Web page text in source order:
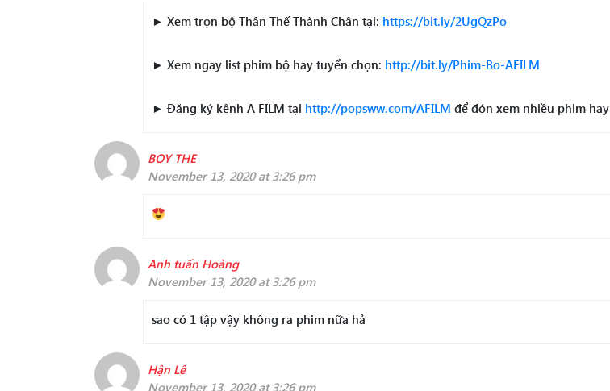
► Xem trọn bộ Thân Thế Thành Chân tại: https://bit.ly/2UgQzPo
► Xem ngay list phim bộ hay tuyển chọn: http://bit.ly/Phim-Bo-AFILM
► Đăng ký kênh A FILM tại http://popsww.com/AFILM để đón xem nhiều phim hay
BOY THE
November 13, 2020 at 3:26 pm
Anh tuấn Hoàng
November 13, 2020 at 3:26 pm
sao có 1 tập vậy không ra phim nữa hả
Hận Lê
November 13, 2020 at 3:26 pm